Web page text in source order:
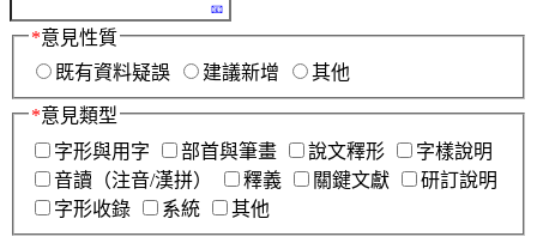
*意見性質
既有資料疑誤
建議新增 其他
*意見類型
字形與用字
部首與筆畫 說文釋形
字樣說明
音讀（注音/漢拼）
釋義 關鍵文獻
研訂說明
字形收錄
系統 其他